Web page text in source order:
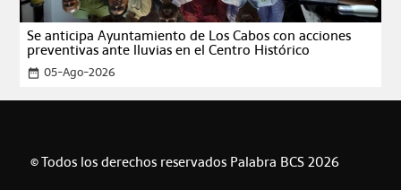
Se anticipa Ayuntamiento de Los Cabos con acciones
preventivas ante lluvias en el Centro Histórico
date_range 05-Ago-2026
© Todos los derechos reservados Palabra BCS 2026